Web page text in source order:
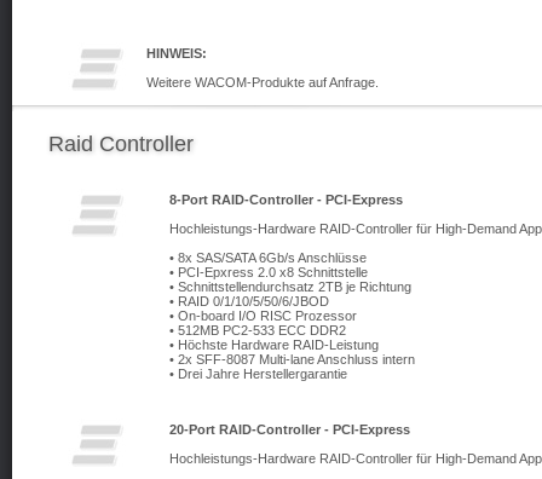
HINWEIS:
Weitere WACOM-Produkte auf Anfrage.
Raid Controller
8-Port RAID-Controller - PCI-Express
Hochleistungs-Hardware RAID-Controller für High-Demand
• 8x SAS/SATA 6Gb/s Anschlüsse
• PCI-Epxress 2.0 x8 Schnittstelle
• Schnittstellendurchsatz 2TB je Richtung
• RAID 0/1/10/5/50/6/JBOD
• On-board I/O RISC Prozessor
• 512MB PC2-533 ECC DDR2
• Höchste Hardware RAID-Leistung
• 2x SFF-8087 Multi-lane Anschluss intern
• Drei Jahre Herstellergarantie
20-Port RAID-Controller - PCI-Express
Hochleistungs-Hardware RAID-Controller für High-Demand